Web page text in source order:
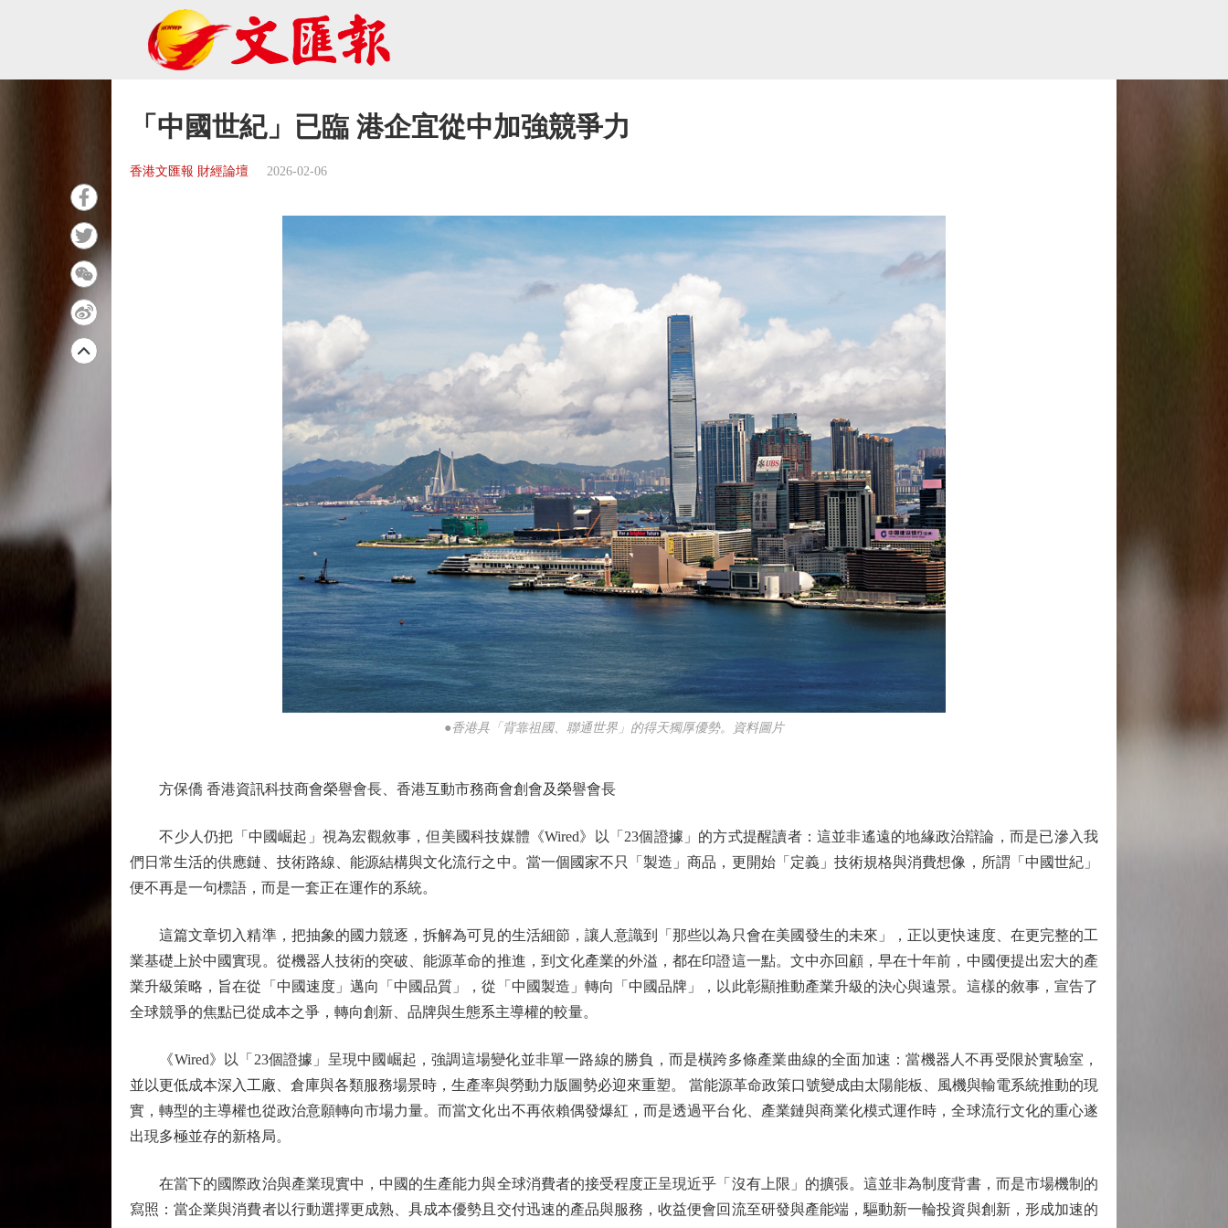
「中國世紀」已臨 港企宜從中加強競爭力
香港文匯報 財經論壇 2026-02-06
●香港具「背靠祖國、聯通世界」的得天獨厚優勢。資料圖片
方保僑 香港資訊科技商會榮譽會長、香港互動市務商會創會及榮譽會長
不少人仍把「中國崛起」視為宏觀敘事，但美國科技媒體《Wired》以「23個證據」的方式提醒讀者：這並非遙遠的地緣政治辯論，而是已滲入我
們日常生活的供應鏈、技術路線、能源結構與文化流行之中。當一個國家不只「製造」商品，更開始「定義」技術規格與消費想像，所謂「中國世紀」
便不再是一句標語，而是一套正在運作的系統。
這篇文章切入精準，把抽象的國力競逐，拆解為可見的生活細節，讓人意識到「那些以為只會在美國發生的未來」，正以更快速度、在更完整的工
業基礎上於中國實現。從機器人技術的突破、能源革命的推進，到文化產業的外溢，都在印證這一點。文中亦回顧，早在十年前，中國便提出宏大的產
業升級策略，旨在從「中國速度」邁向「中國品質」，從「中國製造」轉向「中國品牌」，以此彰顯推動產業升級的決心與遠景。這樣的敘事，宣告了
全球競爭的焦點已從成本之爭，轉向創新、品牌與生態系主導權的較量。
《Wired》以「23個證據」呈現中國崛起，強調這場變化並非單一路線的勝負，而是橫跨多條產業曲線的全面加速：當機器人不再受限於實驗室，
並以更低成本深入工廠、倉庫與各類服務場景時，生產率與勞動力版圖勢必迎來重塑。 當能源革命政策口號變成由太陽能板、風機與輸電系統推動的現
實，轉型的主導權也從政治意願轉向市場力量。而當文化出不再依賴偶發爆紅，而是透過平台化、產業鏈與商業化模式運作時，全球流行文化的重心遂
出現多極並存的新格局。
在當下的國際政治與產業現實中，中國的生產能力與全球消費者的接受程度正呈現近乎「沒有上限」的擴張。這並非為制度背書，而是市場機制的
寫照：當企業與消費者以行動選擇更成熟、具成本優勢且交付迅速的產品與服務，收益便會回流至研發與產能端，驅動新一輪投資與創新，形成加速的